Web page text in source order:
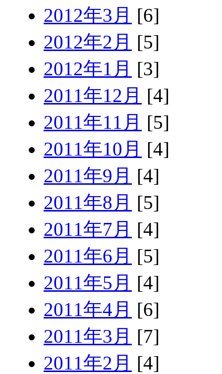
2012年3月 [6]
2012年2月 [5]
2012年1月 [3]
2011年12月 [4]
2011年11月 [5]
2011年10月 [4]
2011年9月 [4]
2011年8月 [5]
2011年7月 [4]
2011年6月 [5]
2011年5月 [4]
2011年4月 [6]
2011年3月 [7]
2011年2月 [4]